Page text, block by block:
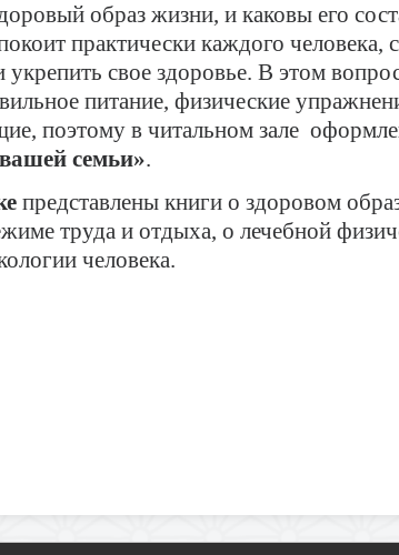
образ жизни, и каковы его
практически каждого человека,
укрепить свое здоровье. В этом
питание, физические
поэтому в читальном зале
семьи».
представлены книги о здоровом
труда и отдыха, о лечебной
человека.